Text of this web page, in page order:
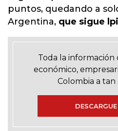
puntos, quedando a
Argentina, que sigue
Toda la
económico,
Colombia a